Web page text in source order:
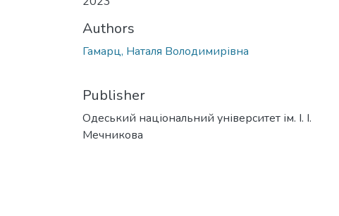
Authors
Гамарц, Наталя Володимирівна
Publisher
Одеський національний університет ім. І. І.
Мечникова